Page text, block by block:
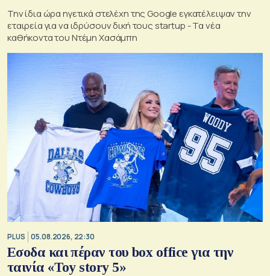
Την ίδια ώρα ηγετικά στελέχη της Google εγκατέλειψαν την
εταιρεία για να ιδρύσουν δική τους startup - Τα νέα
καθήκοντα του Ντέμη Χασάμπη
PLUS 05.08.2026, 22:30
Εσοδα και πέραν του box office για την
ταινία «Toy story 5»